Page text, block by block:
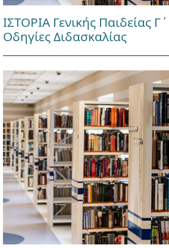
ΙΣΤΟΡΙΑ Γενικής Παιδείας
Οδηγίες Διδασκαλίας